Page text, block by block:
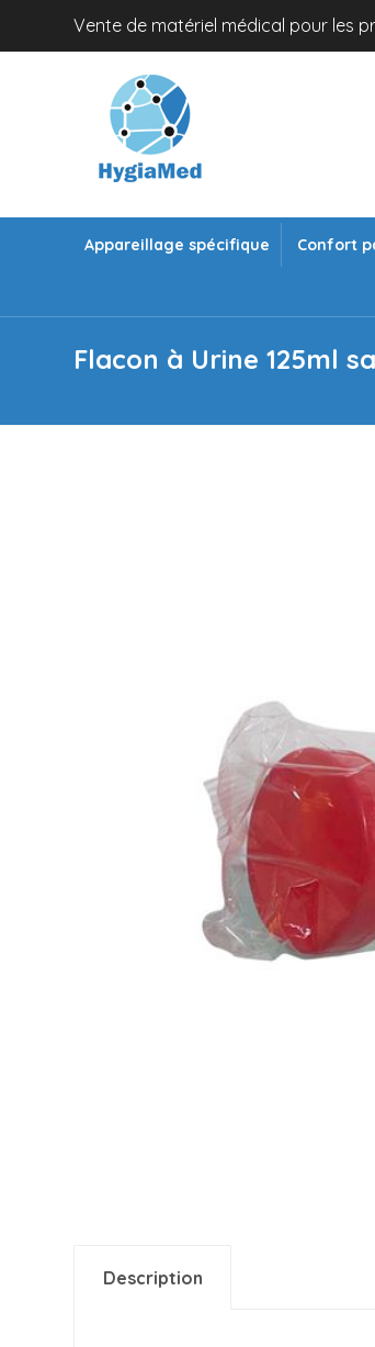
Vente de matériel médical pour les
Appareillage spécifique Confort
Flacon à Urine 125ml
Description